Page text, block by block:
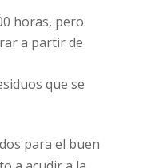
horas, pero
a partir de
que se
para el buen